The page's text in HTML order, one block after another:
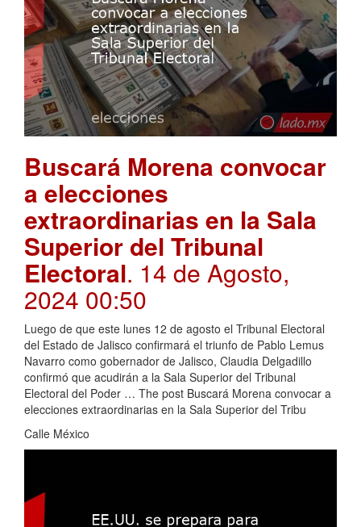
Buscará Morena convocar
a elecciones
extraordinarias en la Sala
Superior del Tribunal
Electoral. 14 de Agosto,
2024 00:50
Luego de que este lunes 12 de agosto el Tribunal Electoral
del Estado de Jalisco confirmará el triunfo de Pablo Lemus
Navarro como gobernador de Jalisco, Claudia Delgadillo
confirmó que acudirán a la Sala Superior del Tribunal
Electoral del Poder … The post Buscará Morena convocar a
elecciones extraordinarias en la Sala Superior del Tribu
Calle México